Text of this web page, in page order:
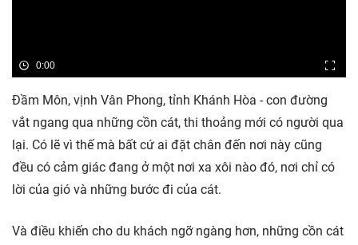
0:00
Đầm Môn, vịnh Vân Phong, tỉnh Khánh Hòa - con đường
vắt ngang qua những cồn cát, thi thoảng mới có người qua
lại. Có lẽ vì thế mà bất cứ ai đặt chân đến nơi này cũng
đều có cảm giác đang ở một nơi xa xôi nào đó, nơi chỉ có
lời của gió và những bước đi của cát.
Và điều khiến cho du khách ngỡ ngàng hơn, những cồn cát